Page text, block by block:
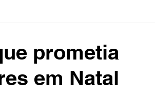
Artista Seleção Brasileira
prometia
em Natal